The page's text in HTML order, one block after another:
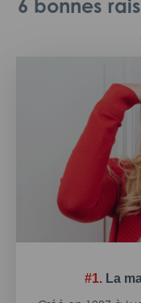
6 bonnes
#1. La